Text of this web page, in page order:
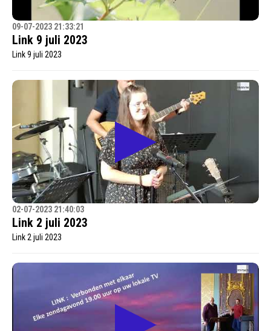
09-07-2023 21:33:21
Link 9 juli 2023
Link 9 juli 2023
02-07-2023 21:40:03
Link 2 juli 2023
Link 2 juli 2023